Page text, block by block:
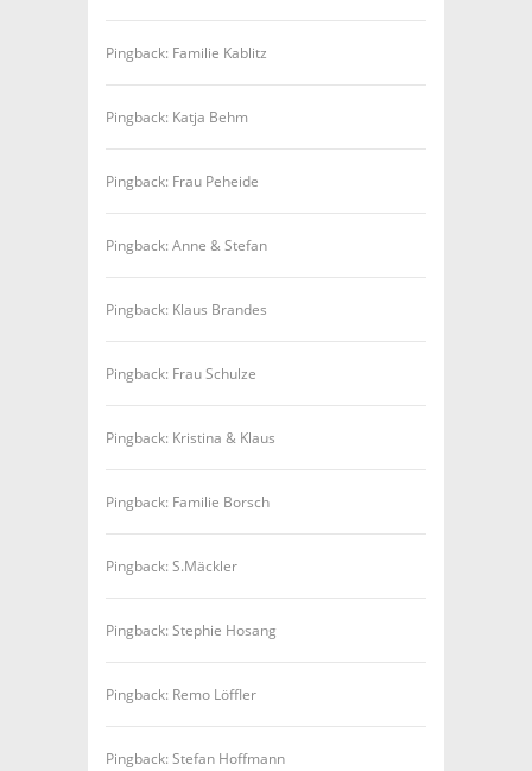
Pingback: Familie Kablitz
Pingback: Katja Behm
Pingback: Frau Peheide
Pingback: Anne & Stefan
Pingback: Klaus Brandes
Pingback: Frau Schulze
Pingback: Kristina & Klaus
Pingback: Familie Borsch
Pingback: S.Mäckler
Pingback: Stephie Hosang
Pingback: Remo Löffler
Pingback: Stefan Hoffmann